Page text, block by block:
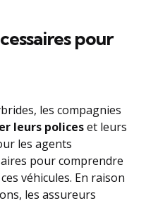
pour
les compagnies
leurs policeset leurs
les agents
pour comprendre
véhicules. En raison
les assureurs